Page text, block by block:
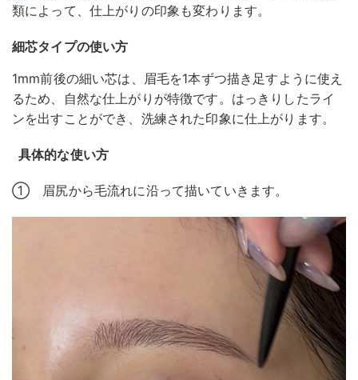
類によって、仕上がりの印象も変わります。
細芯タイプの使い方
1mm前後の細い芯は、眉毛を1本ずつ描き足すように使え
るため、自然な仕上がりが特徴です。はっきりしたライ
ンを出すことができ、洗練された印象に仕上がります。
具体的な使い方
① 眉尻から毛流れに沿って描いていきます。